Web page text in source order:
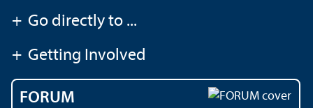
+ Go directly to ...
+ Getting Involved
FORUM